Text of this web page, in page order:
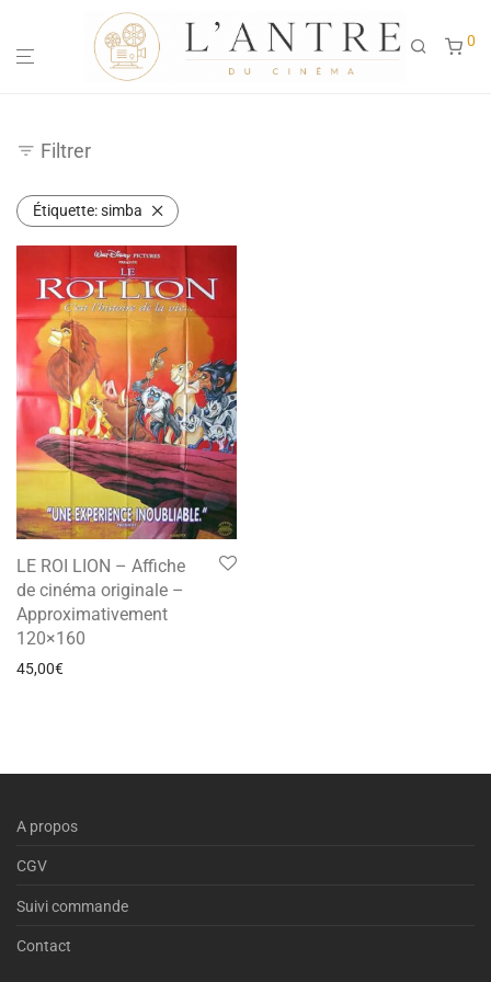
0
Filtrer
Étiquette:simba
LE ROI LION – Affiche
de cinéma originale –
Approximativement
120×160
45,00€
A propos
CGV
Suivi commande
Contact